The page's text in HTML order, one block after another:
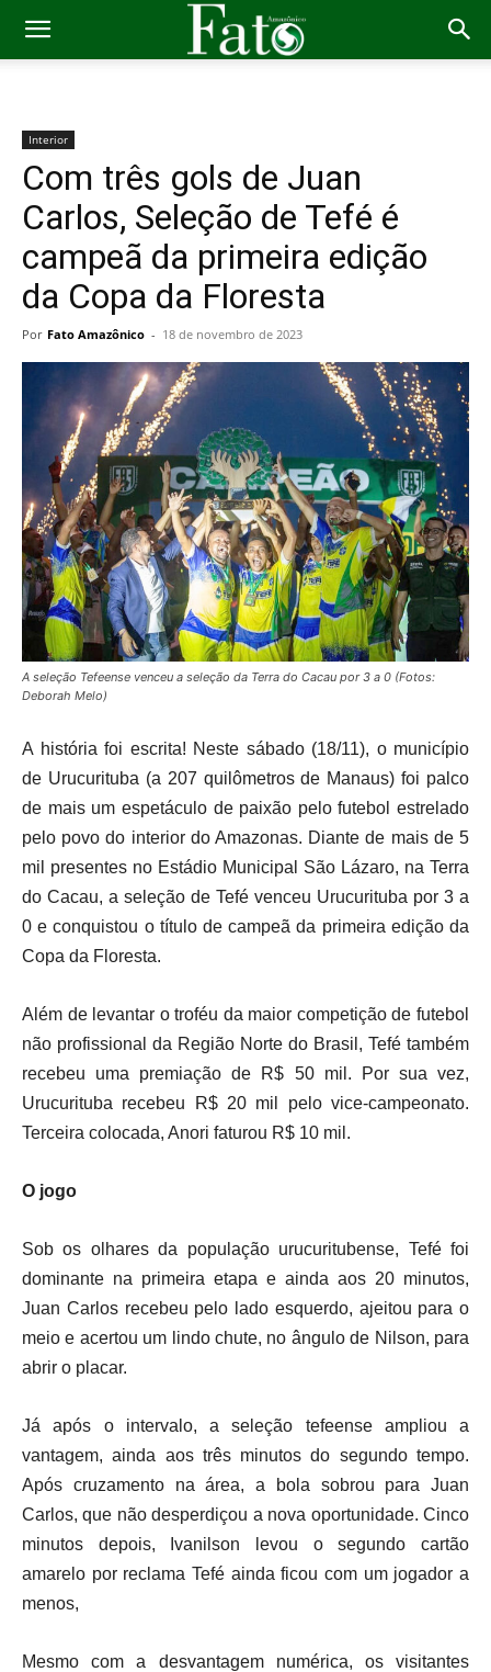
Interior
Com três gols de Juan
Carlos, Seleção de Tefé é
campeã da primeira edição
da Copa da Floresta
Por Fato Amazônico - 18 de novembro de 2023
A seleção Tefeense venceu a seleção da Terra do Cacau por 3 a 0 (Fotos:
Deborah Melo)
A história foi escrita! Neste sábado (18/11), o município
de Urucurituba (a 207 quilômetros de Manaus) foi palco
de mais um espetáculo de paixão pelo futebol estrelado
pelo povo do interior do Amazonas. Diante de mais de 5
mil presentes no Estádio Municipal São Lázaro, na Terra
do Cacau, a seleção de Tefé venceu Urucurituba por 3 a
0 e conquistou o título de campeã da primeira edição da
Copa da Floresta.
Além de levantar o troféu da maior competição de futebol
não profissional da Região Norte do Brasil, Tefé também
recebeu uma premiação de R$ 50 mil. Por sua vez,
Urucurituba recebeu R$ 20 mil pelo vice-campeonato.
Terceira colocada, Anori faturou R$ 10 mil.
O jogo
Sob os olhares da população urucuritubense, Tefé foi
dominante na primeira etapa e ainda aos 20 minutos,
Juan Carlos recebeu pelo lado esquerdo, ajeitou para o
meio e acertou um lindo chute, no ângulo de Nilson, para
abrir o placar.
Já após o intervalo, a seleção tefeense ampliou a
vantagem, ainda aos três minutos do segundo tempo.
Após cruzamento na área, a bola sobrou para Juan
Carlos, que não desperdiçou a nova oportunidade. Cinco
minutos depois, Ivanilson levou o segundo cartão
amarelo por reclama Tefé ainda ficou com um jogador a
menos,
Mesmo com a desvantagem numérica, os visitantes